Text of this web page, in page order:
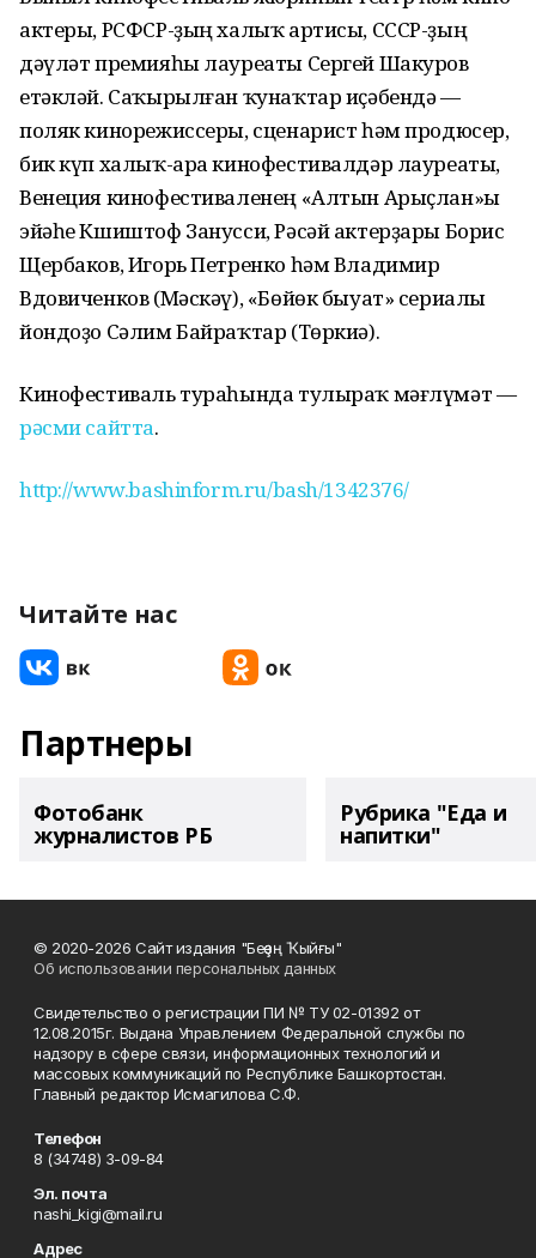
актеры, РСФСР-ҙың халыҡ артисы, СССР-ҙың
дәүләт премияһы лауреаты Сергей Шакуров
етәкләй. Саҡырылған ҡунаҡтар иҫәбендә —
поляк кинорежиссеры, сценарист һәм продюсер,
бик күп халыҡ-ара кинофестивалдәр лауреаты,
Венеция кинофестиваленең «Алтын Арыҫлан»ы
эйәһе Кшиштоф Занусси, Рәсәй актерҙары Борис
Щербаков, Игорь Петренко һәм Владимир
Вдовиченков (Мәскәү), «Бөйөк быуат» сериалы
йондоҙо Сәлим Байраҡтар (Төркиә).
Кинофестиваль тураһында тулыраҡ мәғлүмәт —
рәсми сайтта.
http://www.bashinform.ru/bash/1342376/
Читайте нас
Партнеры
Фотобанк
журналистов РБ
Рубрика "Еда и
напитки"
© 2020-2026 Сайт издания "Беҙҙең Ҡыйғы"
Об использовании персональных данных
Свидетельство о регистрации ПИ № ТУ 02-01392 от
12.08.2015г. Выдана Управлением Федеральной службы по
надзору в сфере связи, информационных технологий и
массовых коммуникаций по Республике Башкортостан.
Главный редактор Исмагилова С.Ф.
Телефон
8 (34748) 3-09-84
Эл. почта
nashi_kigi@mail.ru
Адрес